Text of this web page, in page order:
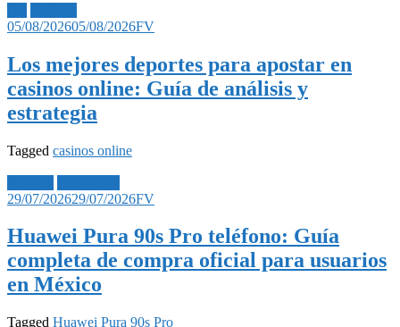
05/08/202605/08/2026FV
Los mejores deportes para apostar en
casinos online: Guía de análisis y
estrategia
Tagged casinos online
29/07/202629/07/2026FV
Huawei Pura 90s Pro teléfono: Guía
completa de compra oficial para usuarios
en México
Tagged Huawei Pura 90s Pro